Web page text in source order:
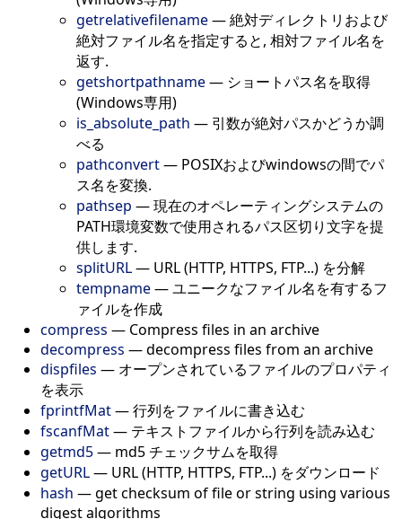
getrelativefilename—絶対ディレクトリおよび
絶対ファイル名を指定すると, 相対ファイル名を
返す.
getshortpathname— ショートパス名を取得
(Windows専用)
is_absolute_path — 引数が絶対パスかどうか調
べる
pathconvert— POSIXおよびwindowsの間でパ
ス名を変換.
pathsep —現在のオペレーティングシステムの
PATH環境変数で使用されるパス区切り文字を提
供します.
splitURL— URL (HTTP, HTTPS, FTP...) を分解
tempname—ユニークなファイル名を有するフ
ァイルを作成
compress — Compress files in an archive
decompress —decompress files from an archive
dispfiles — オープンされているファイルのプロパティ
を表示
fprintfMat—行列をファイルに書き込む
fscanfMat— テキストファイルから行列を読み込む
getmd5— md5 チェックサムを取得
getURL— URL (HTTP, HTTPS, FTP...) をダウンロード
hash —get checksum of file or string using various
digest algorithms